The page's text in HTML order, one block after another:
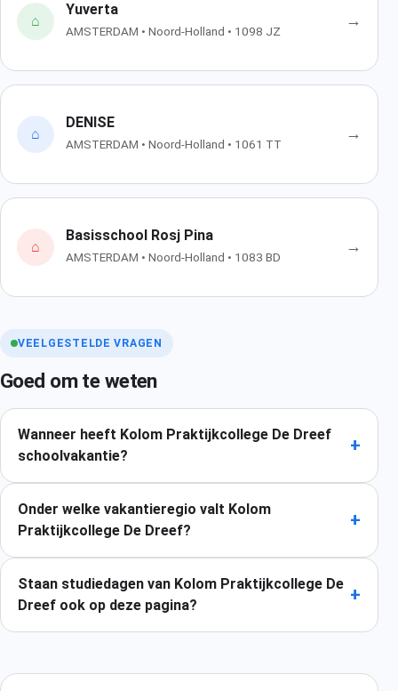
⌂
Yuverta
AMSTERDAM • Noord-Holland • 1098 JZ
→
⌂
DENISE
AMSTERDAM • Noord-Holland • 1061 TT
→
⌂
Basisschool Rosj Pina
AMSTERDAM • Noord-Holland • 1083 BD
→
VEELGESTELDE VRAGEN
Goed om te weten
Wanneer heeft Kolom Praktijkcollege De Dreef
schoolvakantie?
+
Onder welke vakantieregio valt Kolom
Praktijkcollege De Dreef?
+
Staan studiedagen van Kolom Praktijkcollege De
Dreef ook op deze pagina?
+